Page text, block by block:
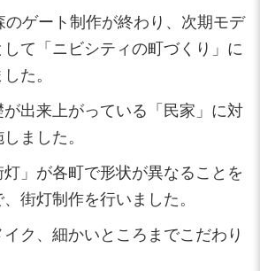
ゲート制作が終わり、次期モデ
して「ニビシティの町づくり」に
た。
が出来上がっている「民家」に対
ました。
」が各町で形状が異なることを
街灯制作を行いました。
ク、細かいところまでこだわり